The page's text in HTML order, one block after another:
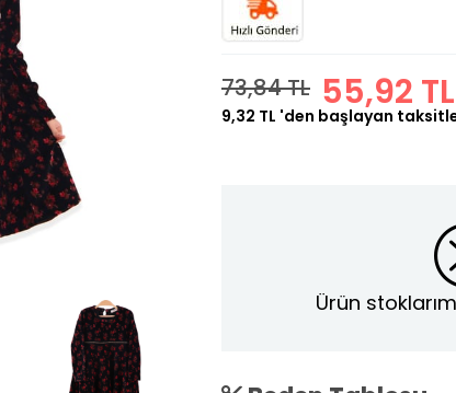
73,84 TL 55,92 TL
9,32 TL 'den başlayan
Ürün